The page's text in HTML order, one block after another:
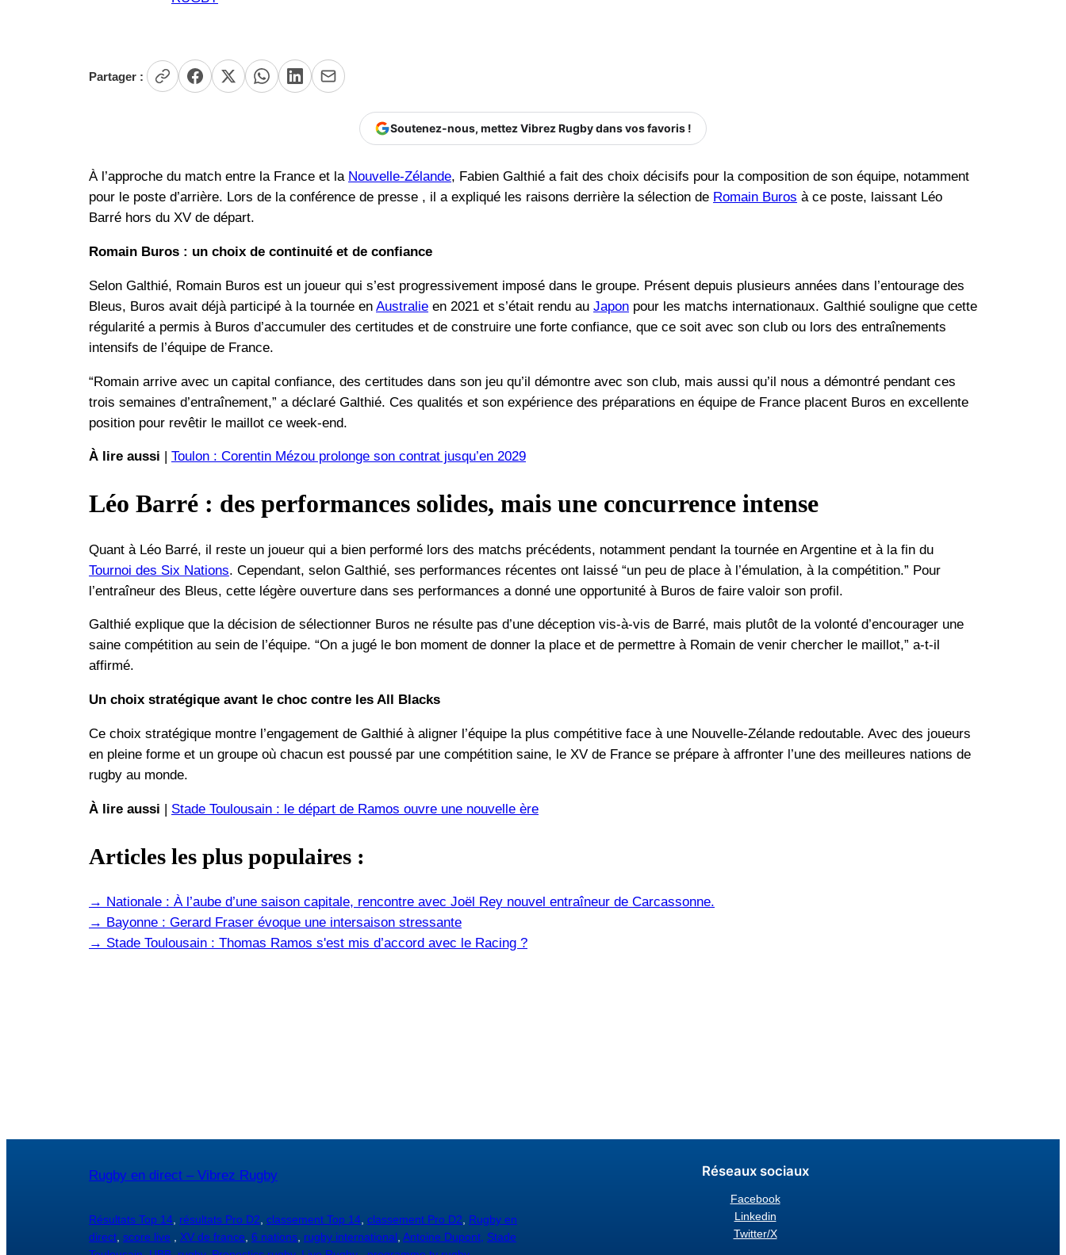
Partager :
Soutenez-nous, mettez Vibrez Rugby dans vos favoris !
À l’approche du match entre la France et la Nouvelle-Zélande, Fabien Galthié a fait des choix décisifs pour la composition de son équipe, notamment
pour le poste d’arrière. Lors de la conférence de presse , il a expliqué les raisons derrière la sélection de Romain Buros à ce poste, laissant Léo
Barré hors du XV de départ.
Romain Buros : un choix de continuité et de confiance
Selon Galthié, Romain Buros est un joueur qui s’est progressivement imposé dans le groupe. Présent depuis plusieurs années dans l’entourage des
Bleus, Buros avait déjà participé à la tournée en Australie en 2021 et s’était rendu au Japon pour les matchs internationaux. Galthié souligne que cette
régularité a permis à Buros d’accumuler des certitudes et de construire une forte confiance, que ce soit avec son club ou lors des entraînements
intensifs de l’équipe de France.
“Romain arrive avec un capital confiance, des certitudes dans son jeu qu’il démontre avec son club, mais aussi qu’il nous a démontré pendant ces
trois semaines d’entraînement,” a déclaré Galthié. Ces qualités et son expérience des préparations en équipe de France placent Buros en excellente
position pour revêtir le maillot ce week-end.
À lire aussi Toulon : Corentin Mézou prolonge son contrat jusqu’en 2029
Léo Barré : des performances solides, mais une concurrence intense
Quant à Léo Barré, il reste un joueur qui a bien performé lors des matchs précédents, notamment pendant la tournée en Argentine et à la fin du
Tournoi des Six Nations. Cependant, selon Galthié, ses performances récentes ont laissé “un peu de place à l’émulation, à la compétition.” Pour
l’entraîneur des Bleus, cette légère ouverture dans ses performances a donné une opportunité à Buros de faire valoir son profil.
Galthié explique que la décision de sélectionner Buros ne résulte pas d’une déception vis-à-vis de Barré, mais plutôt de la volonté d’encourager une
saine compétition au sein de l’équipe. “On a jugé le bon moment de donner la place et de permettre à Romain de venir chercher le maillot,” a-t-il
affirmé.
Un choix stratégique avant le choc contre les All Blacks
Ce choix stratégique montre l’engagement de Galthié à aligner l’équipe la plus compétitive face à une Nouvelle-Zélande redoutable. Avec des joueurs
en pleine forme et un groupe où chacun est poussé par une compétition saine, le XV de France se prépare à affronter l’une des meilleures nations de
rugby au monde.
À lire aussi | Stade Toulousain : le départ de Ramos ouvre une nouvelle ère
Articles les plus populaires :
→ Nationale : À l’aube d’une saison capitale, rencontre avec Joël Rey nouvel entraîneur de Carcassonne.
→ Bayonne : Gerard Fraser évoque une intersaison stressante
→ Stade Toulousain : Thomas Ramos s'est mis d’accord avec le Racing ?
Rugby en direct – Vibrez Rugby
Résultats Top 14, résultats Pro D2, classement Top 14, classement Pro D2, Rugby en
direct, score live , XV de france, 6 nations, rugby international, Antoine Dupont, Stade
Réseaux sociaux
Facebook
Linkedin
Twitter/X